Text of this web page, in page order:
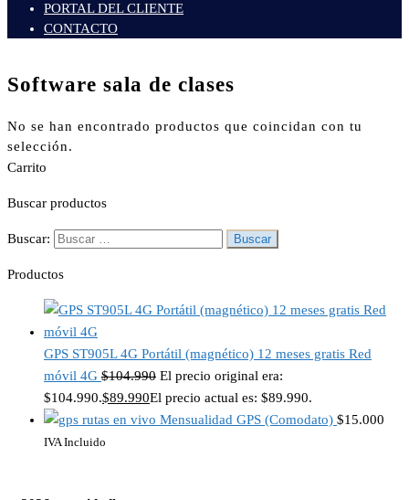
PORTAL DEL CLIENTE
CONTACTO
Software sala de clases
No se han encontrado productos que coincidan con tu
selección.
Carrito
Buscar productos
Buscar:
Productos
GPS ST905L 4G Portátil (magnético) 12 meses gratis Red
móvil 4G $104.990 El precio original era:
$104.990.$89.990El precio actual es: $89.990.
Mensualidad GPS (Comodato) $15.000
IVA Incluido